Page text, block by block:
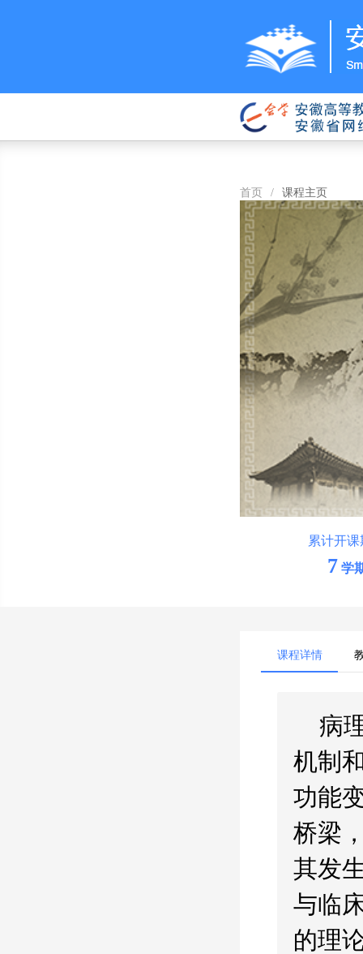
首页 / 课程主页
累计开课
7 学
课程详情
病
机制
功能
桥梁
其发
与临
的理